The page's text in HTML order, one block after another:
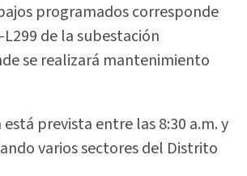
programados corresponde
de la subestación
se realizará mantenimiento
prevista entre las 8:30 a.m. y
varios sectores del Distrito